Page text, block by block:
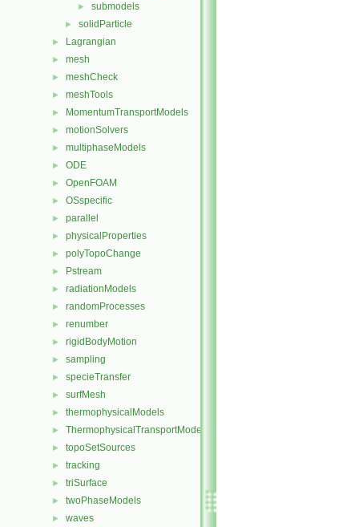
► submodels
► solidParticle
► Lagrangian
► mesh
► meshCheck
► meshTools
► MomentumTransportModels
► motionSolvers
► multiphaseModels
► ODE
► OpenFOAM
► OSspecific
► parallel
► physicalProperties
► polyTopoChange
► Pstream
► radiationModels
► randomProcesses
► renumber
► rigidBodyMotion
► sampling
► specieTransfer
► surfMesh
► thermophysicalModels
► ThermophysicalTransportModels
► topoSetSources
► tracking
► triSurface
► twoPhaseModels
► waves